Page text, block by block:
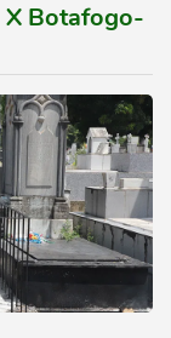
X Botafogo-